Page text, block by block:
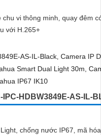
vi thông minh, quay đêm
với H.265+
IPC-HDBW3849E-AS-IL-
chống nước IP67, mã hóa